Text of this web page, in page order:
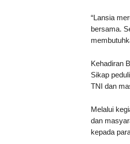
“Lansia
bersama.
Kehadiran
Sikap
TNI dan
Melalui
dan
kepada